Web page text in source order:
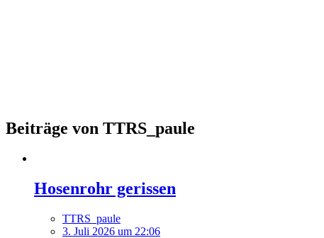
Beiträge von TTRS_paule
Hosenrohr gerissen
TTRS_paule
3. Juli 2026 um 22:06